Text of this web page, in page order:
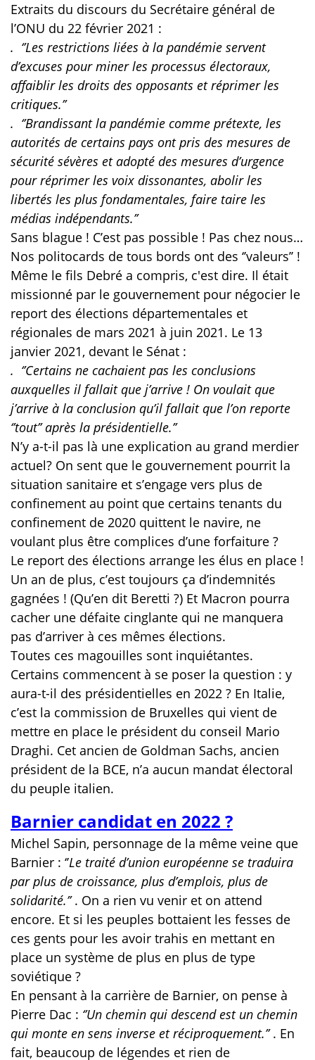
Extraits du discours du Secrétaire général de
l’ONU du 22 février 2021 :
. ‘’Les restrictions liées à la pandémie servent
d’excuses pour miner les processus électoraux,
affaiblir les droits des opposants et réprimer les
critiques.’’
. ‘’Brandissant la pandémie comme prétexte, les
autorités de certains pays ont pris des mesures de
sécurité sévères et adopté des mesures d’urgence
pour réprimer les voix dissonantes, abolir les
libertés les plus fondamentales, faire taire les
médias indépendants.’’
Sans blague ! C’est pas possible ! Pas chez nous…
Nos politocards de tous bords ont des ‘’valeurs’’ !
Même le fils Debré a compris, c'est dire. Il était
missionné par le gouvernement pour négocier le
report des élections départementales et
régionales de mars 2021 à juin 2021. Le 13
janvier 2021, devant le Sénat :
. ‘’Certains ne cachaient pas les conclusions
auxquelles il fallait que j’arrive ! On voulait que
j’arrive à la conclusion qu’il fallait que l’on reporte
‘’tout’’ après la présidentielle.’’
N’y a-t-il pas là une explication au grand merdier
actuel? On sent que le gouvernement pourrit la
situation sanitaire et s’engage vers plus de
confinement au point que certains tenants du
confinement de 2020 quittent le navire, ne
voulant plus être complices d’une forfaiture ?
Le report des élections arrange les élus en place !
Un an de plus, c’est toujours ça d’indemnités
gagnées ! (Qu’en dit Beretti ?) Et Macron pourra
cacher une défaite cinglante qui ne manquera
pas d’arriver à ces mêmes élections.
Toutes ces magouilles sont inquiétantes.
Certains commencent à se poser la question : y
aura-t-il des présidentielles en 2022 ? En Italie,
c’est la commission de Bruxelles qui vient de
mettre en place le président du conseil Mario
Draghi. Cet ancien de Goldman Sachs, ancien
président de la BCE, n’a aucun mandat électoral
du peuple italien.
Barnier candidat en 2022 ?
Michel Sapin, personnage de la même veine que
Barnier : ‘’Le traité d’union européenne se traduira
par plus de croissance, plus d’emplois, plus de
solidarité.’’. On a rien vu venir et on attend
encore. Et si les peuples bottaient les fesses de
ces gents pour les avoir trahis en mettant en
place un système de plus en plus de type
soviétique ?
En pensant à la carrière de Barnier, on pense à
Pierre Dac : ‘’Un chemin qui descend est un chemin
qui monte en sens inverse et réciproquement.’’. En
fait, beaucoup de légendes et rien de